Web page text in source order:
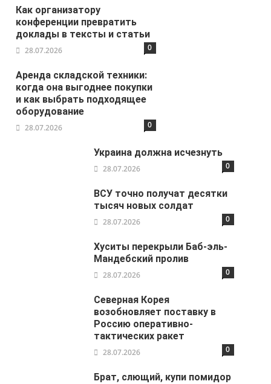
Как организатору
конференции превратить
доклады в тексты и статьи
28.07.2026 0
Аренда складской техники:
когда она выгоднее покупки
и как выбрать подходящее
оборудование
28.07.2026 0
Украина должна исчезнуть
28.07.2026 0
ВСУ точно получат десятки
тысяч новых солдат
28.07.2026 0
Хуситы перекрыли Баб-эль-
Мандебский пролив
28.07.2026 0
Северная Корея
возобновляет поставку в
Россию оперативно-
тактических ракет
28.07.2026 0
Брат, слющий, купи помидор